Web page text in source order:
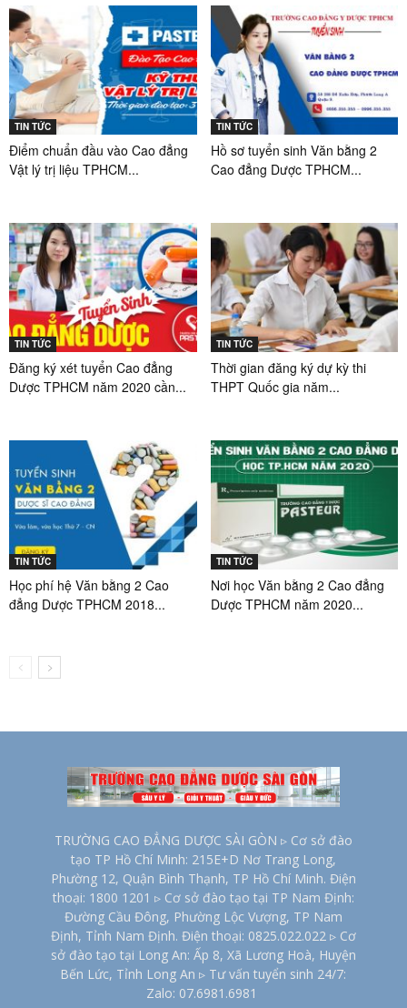
TIN TỨC
Điểm chuẩn đầu vào Cao đẳng
Vật lý trị liệu TPHCM...
TIN TỨC
Hồ sơ tuyển sinh Văn bằng 2
Cao đẳng Dược TPHCM...
TIN TỨC
Đăng ký xét tuyển Cao đẳng
Dược TPHCM năm 2020 cần...
TIN TỨC
Thời gian đăng ký dự kỳ thi
THPT Quốc gia năm...
TIN TỨC
Học phí hệ Văn bằng 2 Cao
đẳng Dược TPHCM 2018...
TIN TỨC
Nơi học Văn bằng 2 Cao đẳng
Dược TPHCM năm 2020...
TRƯỜNG CAO ĐẲNG DƯỢC SÀI GÒN ▹ Cơ sở đào
tạo TP Hồ Chí Minh: 215E+D Nơ Trang Long,
Phường 12, Quận Bình Thạnh, TP Hồ Chí Minh. Điện
thoại: 1800 1201 ▹ Cơ sở đào tạo tại TP Nam Định:
Đường Cầu Đông, Phường Lộc Vượng, TP Nam
Định, Tỉnh Nam Định. Điện thoại: 0825.022.022 ▹ Cơ
sở đào tạo tại Long An: Ấp 8, Xã Lương Hoà, Huyện
Bến Lức, Tỉnh Long An ▹ Tư vấn tuyển sinh 24/7:
Zalo: 07.6981.6981